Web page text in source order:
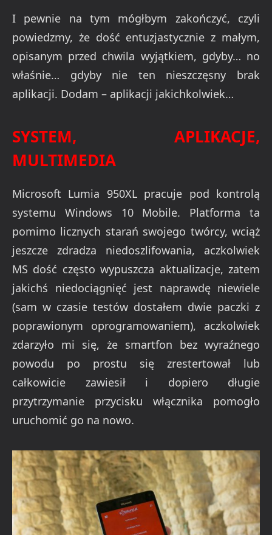
I pewnie na tym mógłbym zakończyć, czyli
powiedzmy, że dość entuzjastycznie z małym,
opisanym przed chwila wyjątkiem, gdyby… no
właśnie… gdyby nie ten nieszczęsny brak
aplikacji. Dodam – aplikacji jakichkolwiek…
SYSTEM, APLIKACJE,
MULTIMEDIA
Microsoft Lumia 950XL pracuje pod kontrolą
systemu Windows 10 Mobile. Platforma ta
pomimo licznych starań swojego twórcy, wciąż
jeszcze zdradza niedoszlifowania, aczkolwiek
MS dość często wypuszcza aktualizacje, zatem
jakichś niedociągnięć jest naprawdę niewiele
(sam w czasie testów dostałem dwie paczki z
poprawionym oprogramowaniem), aczkolwiek
zdarzyło mi się, że smartfon bez wyraźnego
powodu po prostu się zrestertował lub
całkowicie zawiesił i dopiero długie
przytrzymanie przycisku włącznika pomogło
uruchomić go na nowo.